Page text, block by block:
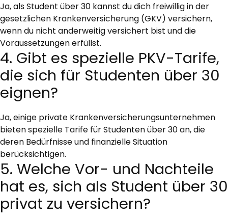
Ja, als Student über 30 kannst du dich freiwillig in der
gesetzlichen Krankenversicherung (GKV) versichern,
wenn du nicht anderweitig versichert bist und die
Voraussetzungen erfüllst.
4. Gibt es spezielle PKV-Tarife,
die sich für Studenten über 30
eignen?
Ja, einige private Krankenversicherungsunternehmen
bieten spezielle Tarife für Studenten über 30 an, die
deren Bedürfnisse und finanzielle Situation
berücksichtigen.
5. Welche Vor- und Nachteile
hat es, sich als Student über 30
privat zu versichern?